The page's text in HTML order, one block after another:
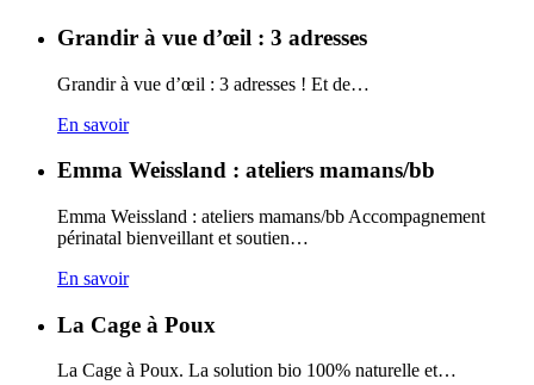
Grandir à vue d’œil : 3 adresses
Grandir à vue d’œil : 3 adresses ! Et de…
En savoir
Emma Weissland : ateliers mamans/bb
Emma Weissland : ateliers mamans/bb Accompagnement
périnatal bienveillant et soutien…
En savoir
La Cage à Poux
La Cage à Poux. La solution bio 100% naturelle et…